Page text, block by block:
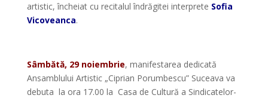
artistic, încheiat cu recitalul îndrăgitei interprete Sofia
Vicoveanca.
Sâmbătă, 29 noiembrie, manifestarea dedicată
Ansamblului Artistic „Ciprian Porumbescu” Suceava va
debuta la ora 17.00 la Casa de Cultură a Sindicatelor-